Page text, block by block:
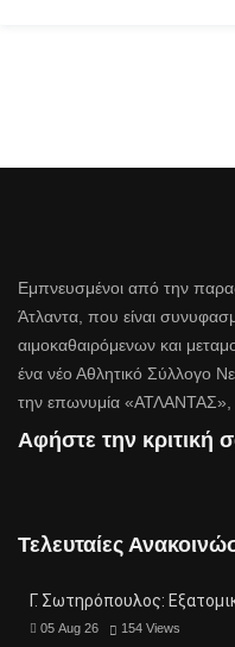
Εμπνευσμένοι από την
Άτλαντα, που είναι
αιμοκαθαιρόμενων και
ένα νέο Αθλητικό Σύλλογο
την επωνυμία «ΑΤΛΑΝΤΑΣ»,
Αφήστε την κριτική
Τελευταίες
Γ. Σωτηρόπουλος:
05 Aug 26 154 Views